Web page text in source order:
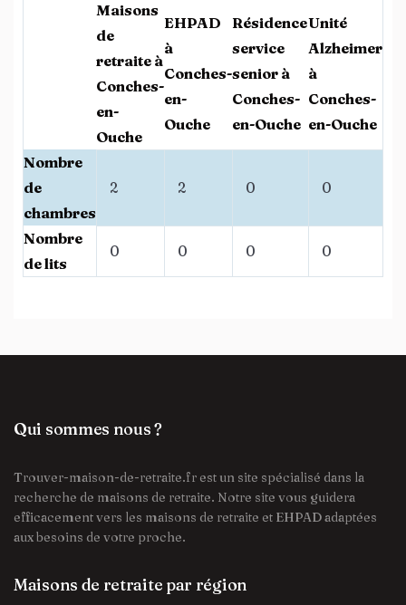
Maisons
de
retraite à
Conches-
en-
Ouche
EHPAD
à
Conches-
en-
Ouche
Résidence
service
senior à
Conches-
en-Ouche
Unité
Alzheimer
à
Conches-
en-Ouche
Nombre
de
chambres
2 2 0 0
Nombre
de lits
0 0 0 0
Qui sommes nous ?
Trouver-maison-de-retraite.fr est un site spécialisé dans la
recherche de maisons de retraite. Notre site vous guidera
efficacement vers les maisons de retraite et EHPAD adaptées
aux besoins de votre proche.
Maisons de retraite par région